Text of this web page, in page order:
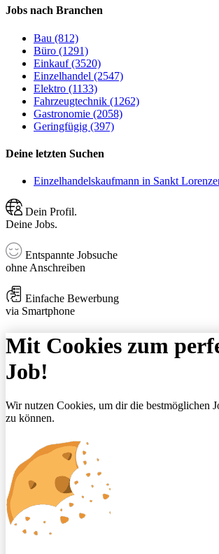
Jobs nach Branchen
Bau (812)
Büro (1291)
Einkauf (3520)
Einzelhandel (2547)
Elektro (1133)
Fahrzeugtechnik (1262)
Gastronomie (2058)
Geringfügig (397)
Deine letzten Suchen
Einzelhandelskaufmann in Sankt
Dein Profil.
Deine Jobs.
Entspannte Jobsuche
ohne Anschreiben
Einfache Bewerbung
via Smartphone
Mit Cookies zum
Job!
Wir nutzen Cookies, um dir die bestmöglichen
zu können.